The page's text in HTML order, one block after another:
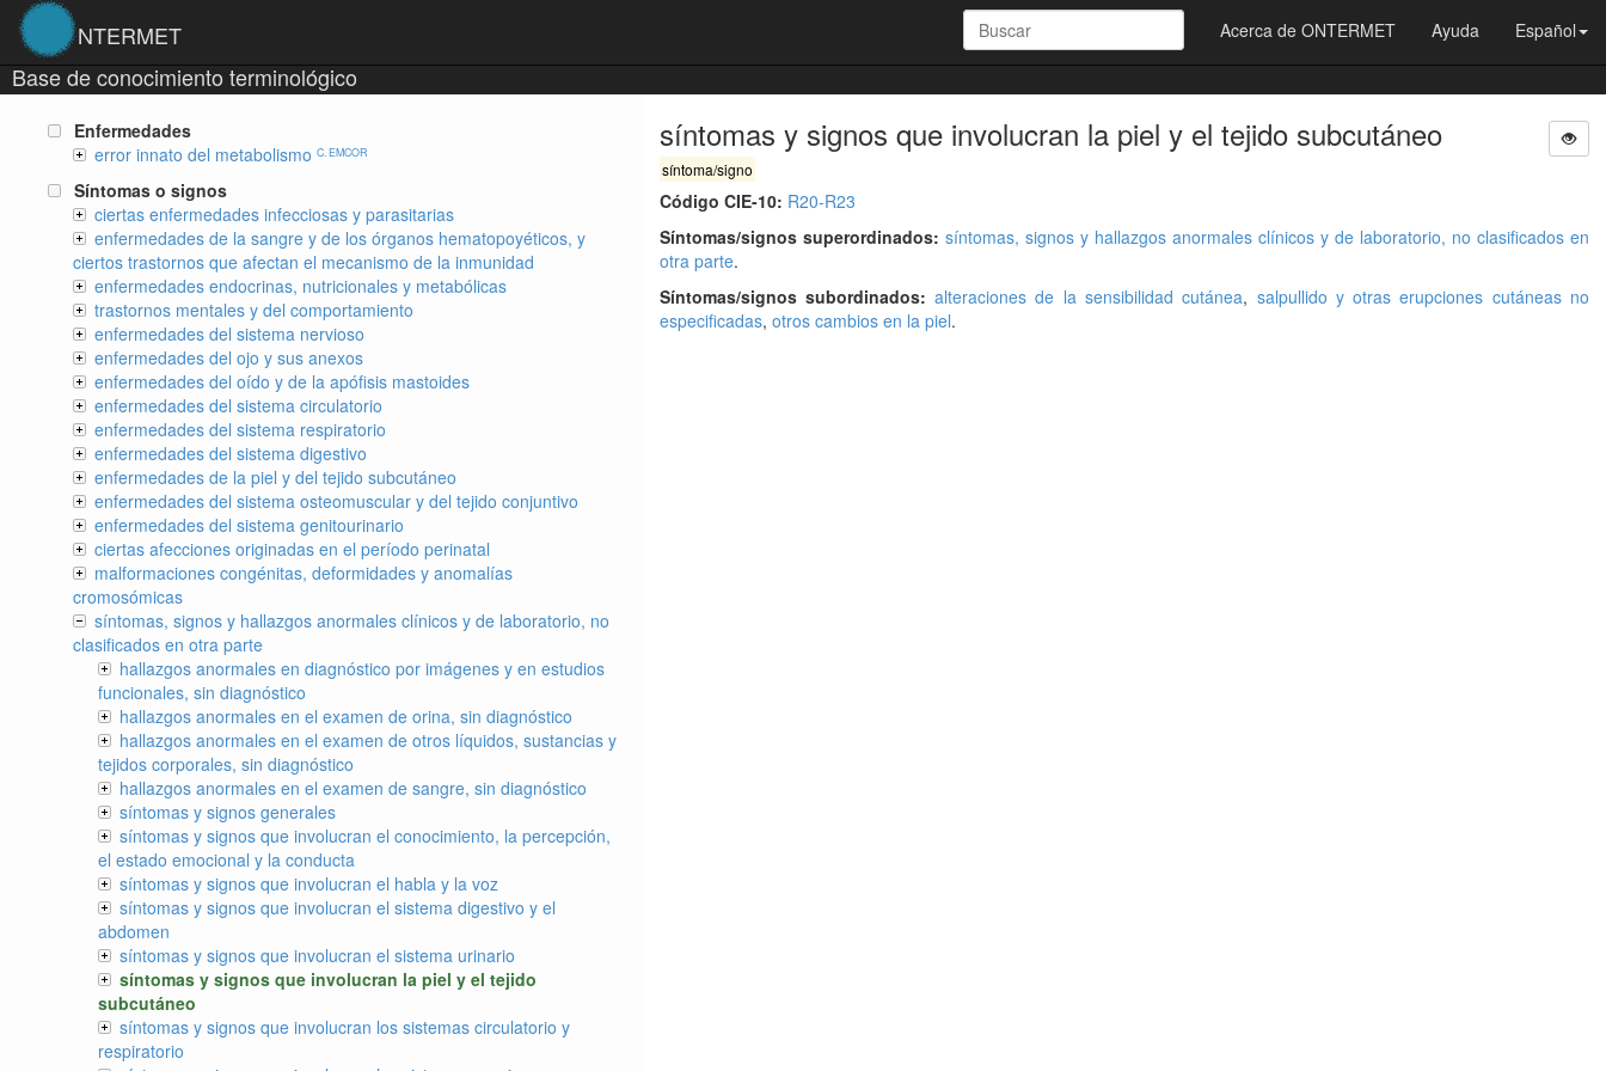
NTERMET Acerca de ONTERMET Ayuda Español
Base de conocimiento terminológico
síntomas y signos que involucran la piel y el tejido subcutáneo
síntoma/signo
Código CIE-10: R20-R23
Síntomas/signos superordinados: síntomas, signos y hallazgos anormales clínicos y de laboratorio, no clasificados en
otra parte.
Síntomas/signos subordinados:alteraciones de la sensibilidad cutánea, salpullido y otras erupciones cutáneas no
especificadas, otros cambios en la piel.
Enfermedades
error innato del metabolismo C. EMCOR
Síntomas o signos
ciertas enfermedades infecciosas y parasitarias
enfermedades de la sangre y de los órganos hematopoyéticos, y
ciertos trastornos que afectan el mecanismo de la inmunidad
enfermedades endocrinas, nutricionales y metabólicas
trastornos mentales y del comportamiento
enfermedades del sistema nervioso
enfermedades del ojo y sus anexos
enfermedades del oído y de la apófisis mastoides
enfermedades del sistema circulatorio
enfermedades del sistema respiratorio
enfermedades del sistema digestivo
enfermedades de la piel y del tejido subcutáneo
enfermedades del sistema osteomuscular y del tejido conjuntivo
enfermedades del sistema genitourinario
ciertas afecciones originadas en el período perinatal
malformaciones congénitas, deformidades y anomalías
cromosómicas
síntomas, signos y hallazgos anormales clínicos y de laboratorio, no
clasificados en otra parte
hallazgos anormales en diagnóstico por imágenes y en estudios
funcionales, sin diagnóstico
hallazgos anormales en el examen de orina, sin diagnóstico
hallazgos anormales en el examen de otros líquidos, sustancias y
tejidos corporales, sin diagnóstico
hallazgos anormales en el examen de sangre, sin diagnóstico
síntomas y signos generales
síntomas y signos que involucran el conocimiento, la percepción,
el estado emocional y la conducta
síntomas y signos que involucran el habla y la voz
síntomas y signos que involucran el sistema digestivo y el
abdomen
síntomas y signos que involucran el sistema urinario
síntomas y signos que involucran la piel y el tejido
subcutáneo
síntomas y signos que involucran los sistemas circulatorio y
respiratorio